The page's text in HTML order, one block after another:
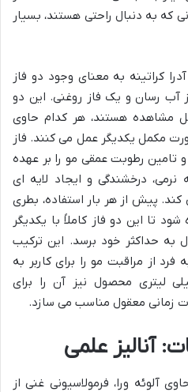
که به دنبال راحتی هستند، بسیار
کراتینه به معنای وجود دو فاز
رسان و یک فاز روغنی. این دو
مشاهده هستند، هر کدام حاوی
مکمل یکدیگر عمل می کنند. فاز
تامین رطوبت عمقی مو را بر عهده
نرمی، درخشندگی و ایجاد لایه ای
پیش از هر بار استفاده، بطری
تا این دو فاز کاملاً با یکدیگر
به حداکثر خود برسد. این ترکیب
از مراقبت مو را برای کاربر به
می آورد. حجم ۲۰۰ میلی لیتری محصول نیز آن را برای
زمانی معقول مناسب می سازد.
آنالیز علمی
آلوئه ورا، فرمولاسیونی غنی از